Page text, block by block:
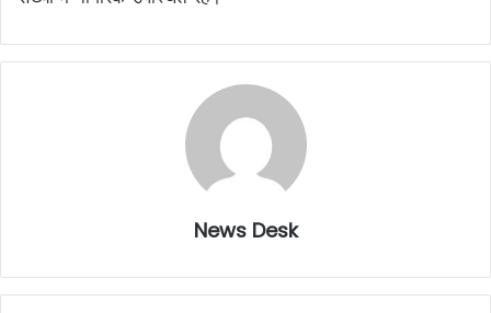
News Desk